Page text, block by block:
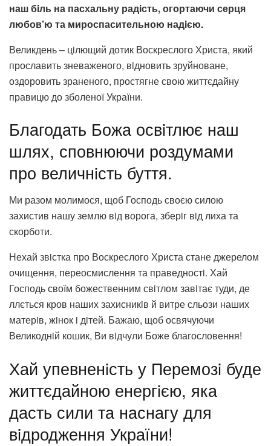
наш бiль на пасхальну радiсть, огортаючи серця
любов’ю та мироспасительною надiєю.
Великдень – цiлющий дотик Воскреслого Христа, який
прославить зневаженого, вiдновить зруйноване,
оздоровить зраненого, простягне свою життєдайну
правицю до зболеної України.
Благодать Божа освiтлює наш
шлях, сповнюючи роздумами
про величнiсть буття.
Ми разом молимося, щоб Господь своєю силою
захистив нашу землю вiд ворога, зберiг вiд лиха та
скорботи.
Нехай звiстка про Воскреслого Христа стане джерелом
очищення, переосмислення та праведностi. Хай
Господь своїм божественним свiтлом завiтає туди, де
ллється кров наших захисникiв й витре сльози наших
матерiв, жiнок i дiтей. Бажаю, щоб освячуючи
Великоднiй кошик, Ви вiдчули Боже благословення!
Хай упевненiсть у Перемозi буде
життєдайною енергiєю, яка
дасть сили та наснагу для
вiдродження України!